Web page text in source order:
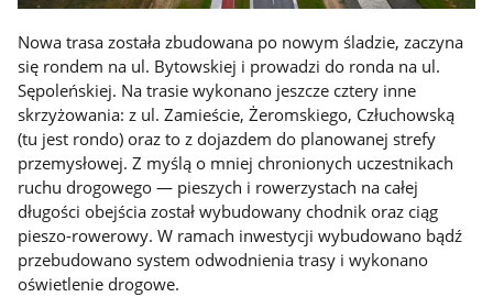
Nowa trasa została zbudowana po nowym śladzie, zaczyna
się rondem na ul. Bytowskiej i prowadzi do ronda na ul.
Sępoleńskiej. Na trasie wykonano jeszcze cztery inne
skrzyżowania: z ul. Zamieście, Żeromskiego, Człuchowską
(tu jest rondo) oraz to z dojazdem do planowanej strefy
przemysłowej. Z myślą o mniej chronionych uczestnikach
ruchu drogowego ― pieszych i rowerzystach na całej
długości obejścia został wybudowany chodnik oraz ciąg
pieszo-rowerowy. W ramach inwestycji wybudowano bądź
przebudowano system odwodnienia trasy i wykonano
oświetlenie drogowe.